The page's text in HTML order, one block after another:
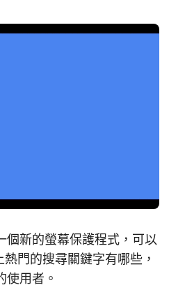
個新的螢幕保護程式，可以
門的搜尋關鍵字有哪些，
使用者。